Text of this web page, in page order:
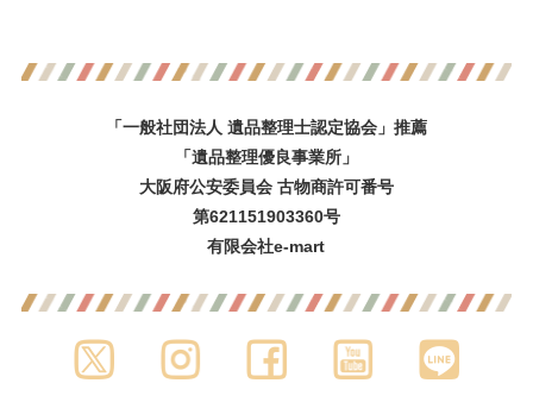
「一般社団法人 遺品整理士認定協会」推薦
「遺品整理優良事業所」
大阪府公安委員会 古物商許可番号
第621151903360号
有限会社e-mart